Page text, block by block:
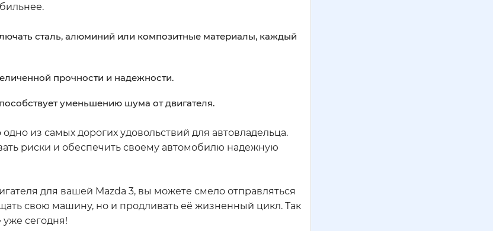
сталь, алюминий или композитные материалы, каждый
прочности и надежности.
уменьшению шума от двигателя.
из самых дорогих удовольствий для автовладельца.
риски и обеспечить своему автомобилю надежную
для вашей Mazda 3, вы можете смело отправляться
свою машину, но и продливать её жизненный цикл. Так
уже сегодня!